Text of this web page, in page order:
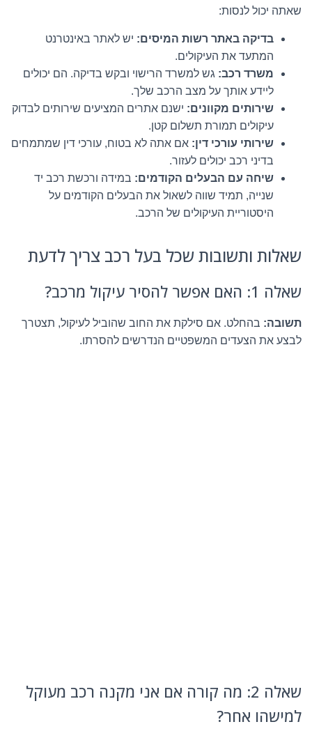
שאתה יכול לנסות:
בדיקה באתר רשות המיסים: יש לאתר באינטרנט
המתעד את העיקולים.
משרד רכב: גש למשרד הרישוי ובקש בדיקה. הם יכולים
ליידע אותך על מצב הרכב שלך.
שירותים מקוונים: ישנם אתרים המציעים שירותים לבדוק
עיקולים תמורת תשלום קטן.
שירותי עורכי דין: אם אתה לא בטוח, עורכי דין שמתמחים
בדיני רכב יכולים לעזור.
שיחה עם הבעלים הקודמים: במידה ורכשת רכב יד
שנייה, תמיד שווה לשאול את הבעלים הקודמים על
היסטוריית העיקולים של הרכב.
שאלות ותשובות שכל בעל רכב צריך לדעת
שאלה 1: האם אפשר להסיר עיקול מרכב?
תשובה: בהחלט. אם סילקת את החוב שהוביל לעיקול, תצטרך
לבצע את הצעדים המשפטיים הנדרשים להסרתו.
שאלה 2: מה קורה אם אני מקנה רכב מעוקל
למישהו אחר?